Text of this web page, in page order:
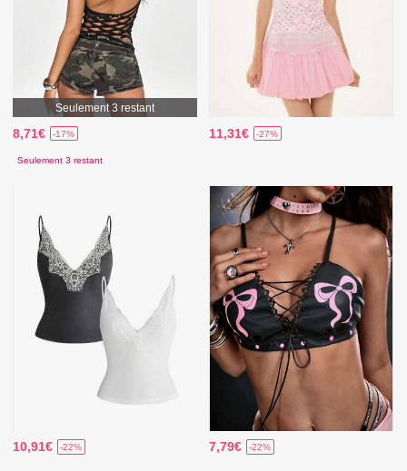
Seulement 3 restant
8,71€ -17%
Seulement 3 restant
11,31€ -27%
10,91€ -22% 7,79€ -22%